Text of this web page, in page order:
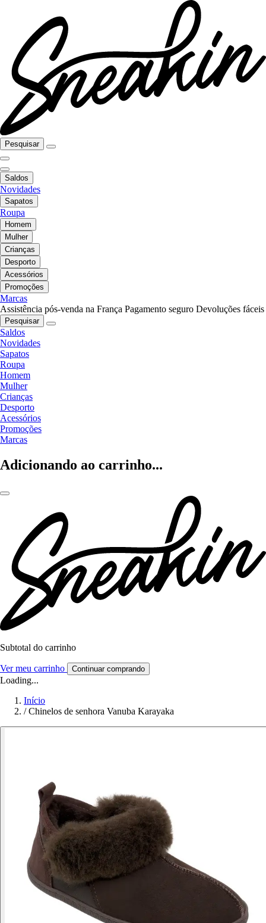
Pesquisar
Saldos
Novidades
Sapatos
Roupa
Homem
Mulher
Crianças
Desporto
Acessórios
Promoções
Marcas
Assistência pós-venda na França Pagamento seguro Devoluções fáceis
Pesquisar
Saldos
Novidades
Sapatos
Roupa
Homem
Mulher
Crianças
Desporto
Acessórios
Promoções
Marcas
Adicionando ao carrinho...
Subtotal do carrinho
Ver meu carrinho Continuar comprando
Loading...
Início
/ Chinelos de senhora Vanuba Karayaka